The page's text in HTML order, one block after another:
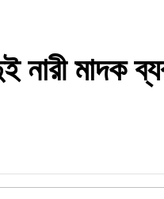
নারী মাদক